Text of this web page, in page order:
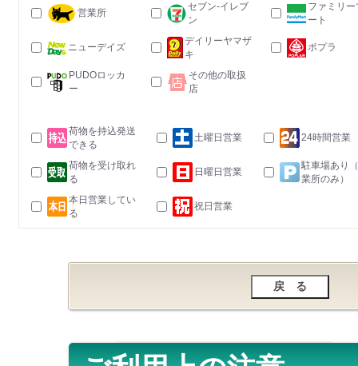
営業所
セブン-イレブ
ン
ファミリー
ート
ニューデイズ
デイリーヤマザ
キ
ポプラ
PUDOロッカ
ー
その他の取扱
店
荷物を持込発送
できる
土曜日営業 24時間営業
荷物を受け取れ
る
日曜日営業
駐車場あり
業所のみ）
本日営業してい
る
祝日営業